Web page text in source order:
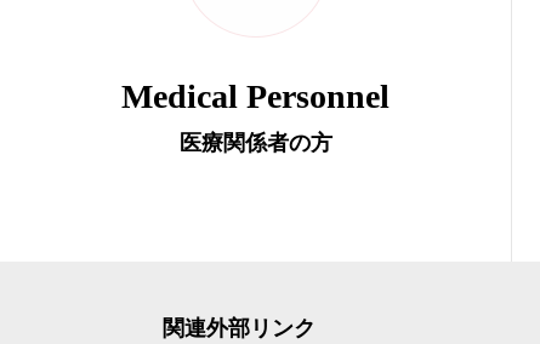
Medical Personnel
医療関係者の方
関連外部リンク